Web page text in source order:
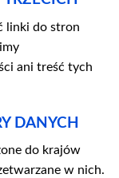
linki do stron
ani treść tych
DANYCH
do krajów
w nich.